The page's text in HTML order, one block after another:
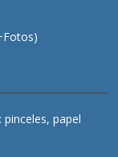
pinceles, papel